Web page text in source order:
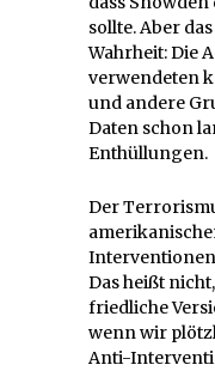
sollte. Aber
Wahrheit: Die
verwendeten
und andere
Daten schon
Enthüllungen.
Der
Interventionen
Das heißt
friedliche
wenn wir
Anti-